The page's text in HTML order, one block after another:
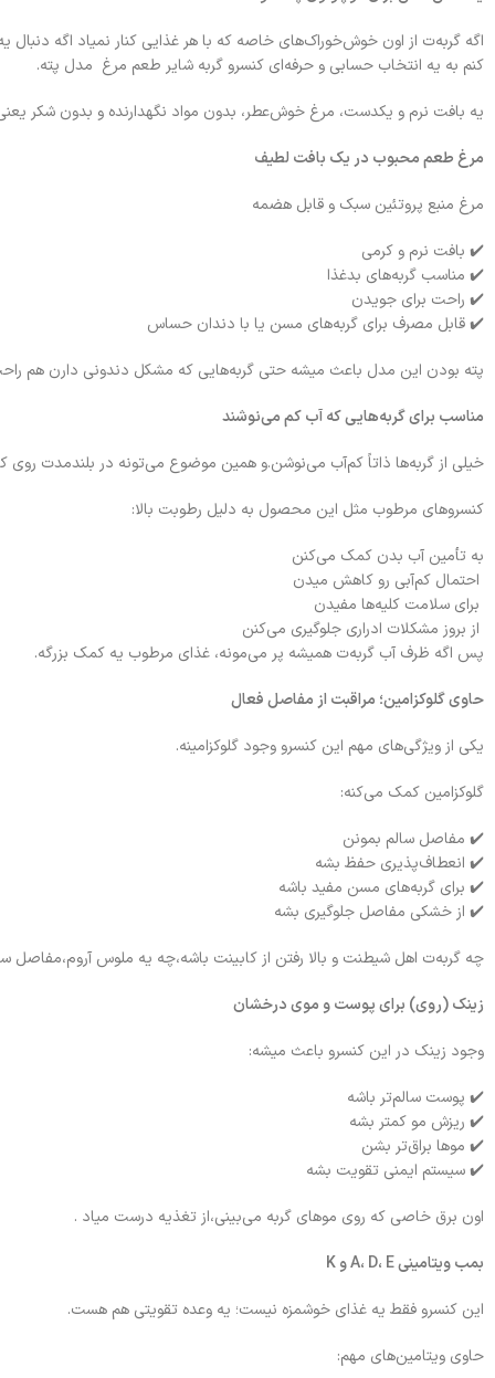
اگه گربه‌ت از اون خوش‌خوراک‌های خاصه که با هر غذایی کنار نمیاد اگه
کنم به یه انتخاب حسابی و حرفه‌ای کنسرو گربه شایر طعم مرغ مدل پته.
یه بافت نرم و یکدست، مرغ خوش‌عطر، بدون مواد نگهدارنده و بدون شکر
مرغ طعم محبوب در یک بافت لطیف
مرغ منبع پروتئین سبک و قابل هضمه
✔️ بافت نرم و کرمی
✔️ مناسب گربه‌های بدغذا
✔️ راحت برای جویدن
✔️ قابل مصرف برای گربه‌های مسن یا با دندان حساس
پته بودن این مدل باعث میشه حتی گربه‌هایی که مشکل دندونی دارن هم
مناسب برای گربه‌هایی که آب کم می‌نوشند
خیلی از گربه‌ها ذاتاً کم‌آب می‌نوشن.و همین موضوع می‌تونه در بلندمدت روی
کنسروهای مرطوب مثل این محصول به دلیل رطوبت بالا:
به تأمین آب بدن کمک می‌کنن
احتمال کم‌آبی رو کاهش میدن
برای سلامت کلیه‌ها مفیدن
از بروز مشکلات ادراری جلوگیری می‌کنن
پس اگه ظرف آب گربه‌ت همیشه پر می‌مونه، غذای مرطوب یه کمک بزرگه.
حاوی گلوکزامین؛ مراقبت از مفاصل فعال
یکی از ویژگی‌های مهم این کنسرو وجود گلوکزامینه.
گلوکزامین کمک می‌کنه:
✔️ مفاصل سالم بمونن
✔️ انعطاف‌پذیری حفظ بشه
✔️ برای گربه‌های مسن مفید باشه
✔️ از خشکی مفاصل جلوگیری بشه
چه گربه‌ت اهل شیطنت و بالا رفتن از کابینت باشه،چه یه ملوس آروم،مفاصل
زینک (روی) برای پوست و موی درخشان
وجود زینک در این کنسرو باعث میشه:
✔️ پوست سالم‌تر باشه
✔️ ریزش مو کمتر بشه
✔️ موها براق‌تر بشن
✔️ سیستم ایمنی تقویت بشه
اون برق خاصی که روی موهای گربه می‌بینی،از تغذیه درست میاد .
بمب ویتامینی A، D، E و K
این کنسرو فقط یه غذای خوشمزه نیست؛ یه وعده تقویتی هم هست.
حاوی ویتامین‌های مهم: